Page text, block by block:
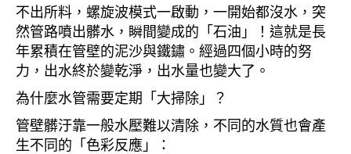
不出所料，螺旋波模式一啟動，一開始都沒水，突
然管路噴出髒水，瞬間變成的「石油」！這就是長
年累積在管壁的泥沙與鐵鏽。經過四個小時的努
力，出水終於變乾淨，出水量也變大了。
為什麼水管需要定期「大掃除」？
管壁髒汙靠一般水壓難以清除，不同的水質也會產
生不同的「色彩反應」：